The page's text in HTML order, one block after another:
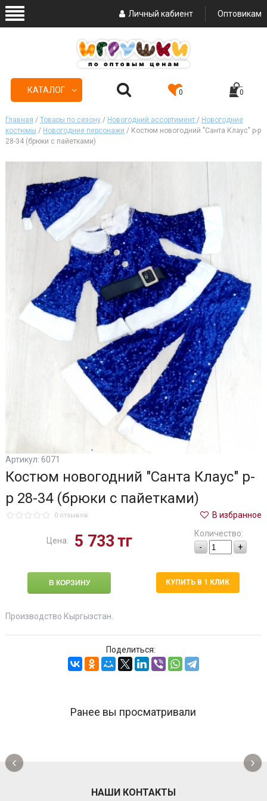
Личный кабиент Оптовикам
КАТАЛОГ 0 0
Главная / Товары по сезону/ Новогодний ассортимент / Новогодние
костюмы / Новогодние персонажи / Костюм новогодний "Санта Клаус" р-р
28-34 (брюки с пайетками)
Артикул: 6071
Костюм новогодний "Санта Клаус" р-
р 28-34 (брюки с пайетками)
0 отзывов В избранное
Цена: 5 733тг
Количество:
-
+
КУПИТЬ В 1 КЛИК
Производство Кыргызстан.
Поделиться:
Ранее вы просматривали
‹ ›
НАШИ КОНТАКТЫ